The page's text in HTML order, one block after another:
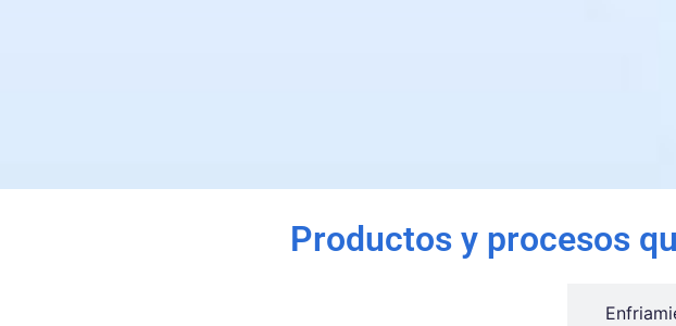
Productos y procesos